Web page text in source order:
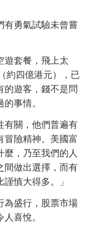
有勇氣試驗未曾嘗
遊套餐，飛上太
約四億港元），已
的遊客，錢不是問
事情。
有關，他們普遍有
冒險精神。美國富
，乃至我們的人
間做出選擇，而有
慎大得多。」
為盛行，股票市場
喜悅。